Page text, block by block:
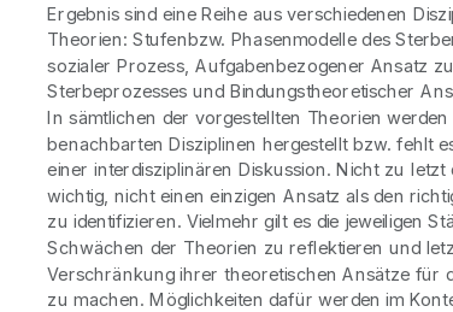
Ergebnis sind eine Reihe aus verschiedenen
Theorien: Stufenbzw. Phasenmodelle des
sozialer Prozess, Aufgabenbezogener Ansatz
Sterbeprozesses und Bindungstheoretischer
In sämtlichen der vorgestellten Theorien werden
benachbarten Disziplinen hergestellt bzw. fehlt
einer interdisziplinären Diskussion. Nicht zu letzt
wichtig, nicht einen einzigen Ansatz als den
zu identifizieren. Vielmehr gilt es die jeweiligen
Schwächen der Theorien zu reflektieren und
Verschränkung ihrer theoretischen Ansätze für
zu machen. Möglichkeiten dafür werden im